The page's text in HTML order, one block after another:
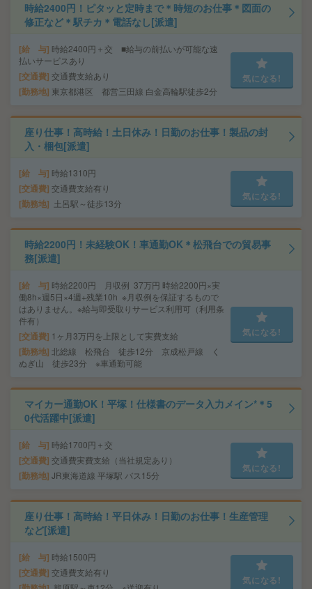
時給2400円！ピタッと定時まで＊時短のお仕事＊図面の
修正など＊駅チカ＊電話なし[派遣]
給 与 時給2400円＋交 ■給与の前払いが可能な速
払いサービスあり
交通費 交通費支給あり
勤務地 東京都港区 都営三田線 白金高輪駅徒歩2分
気になる!
座り仕事！高時給！土日休み！日勤のお仕事！製品の封
入・梱包[派遣]
給 与 時給1310円
交通費 交通費支給有り
勤務地 土呂駅～徒歩13分
気になる!
時給2200円！未経験OK！車通勤OK＊松飛台での貿易事
務[派遣]
給 与 時給2200円 月収例 37万円 時給2200円×実
働8h×週5日×4週+残業10h ※月収例を保証するもので
はありません。※給与即受取りサービス利用可（利用条
件有）
交通費 1ヶ月3万円を上限として実費支給
勤務地 北総線 松飛台 徒歩12分 京成松戸線 く
ぬぎ山 徒歩23分 ※車通勤可能
気になる!
マイカー通勤OK！平塚！仕様書のデータ入力メイン*＊5
0代活躍中[派遣]
給 与 時給1700円＋交
交通費 交通費実費支給（当社規定あり）
勤務地 JR東海道線 平塚駅 バス15分
気になる!
座り仕事！高時給！平日休み！日勤のお仕事！生産管理
など[派遣]
給 与 時給1500円
交通費 交通費支給有り
気になる!